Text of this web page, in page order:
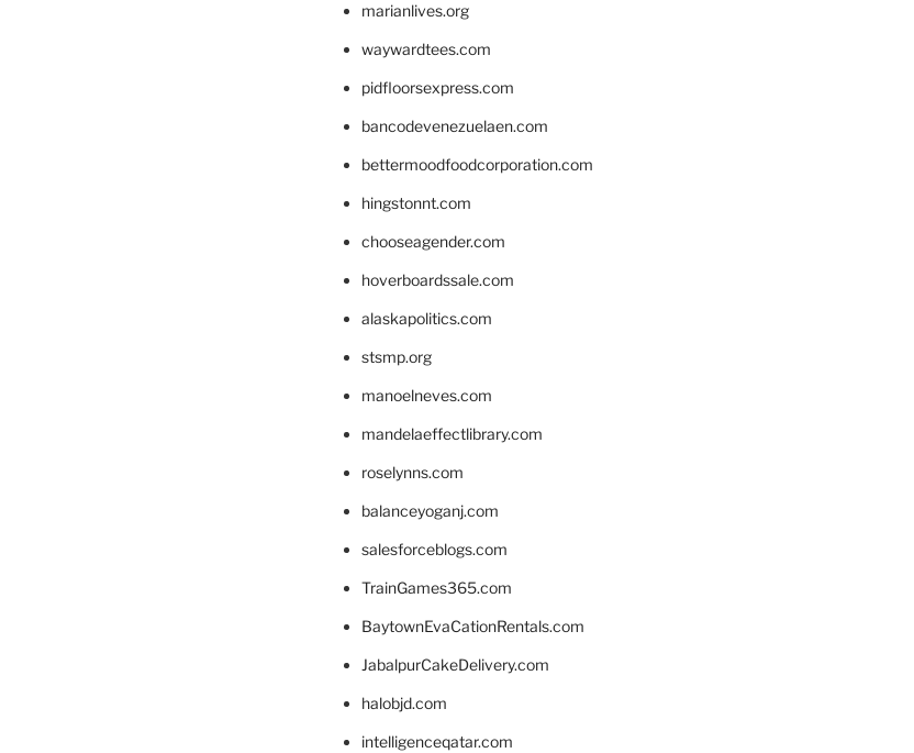
marianlives.org
waywardtees.com
pidfloorsexpress.com
bancodevenezuelaen.com
bettermoodfoodcorporation.com
hingstonnt.com
chooseagender.com
hoverboardssale.com
alaskapolitics.com
stsmp.org
manoelneves.com
mandelaeffectlibrary.com
roselynns.com
balanceyoganj.com
salesforceblogs.com
TrainGames365.com
BaytownEvaCationRentals.com
JabalpurCakeDelivery.com
halobjd.com
intelligenceqatar.com